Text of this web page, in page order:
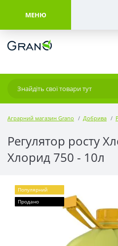
МЕНЮ
Аграрний магазин Grano Добрива
Регулятор росту
Хлорид 750 - 10л
Популярний
Продано